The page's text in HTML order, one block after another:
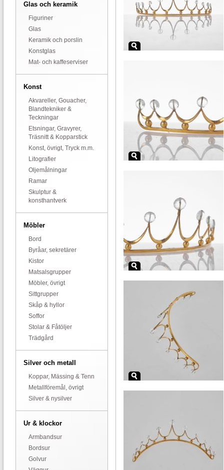
Glas och keramik
Figuriner
Glas
Keramik och porslin
Konstglas
Mat- och kaffeserviser
Konst
Akvareller, Gouacher,
Blandtekniker &
Teckningar
Etsningar, Gravyrer,
Träsnitt & Kopparstick
Konst, övrigt, Tryck m.m.
Litografier
Oljemålningar
Ramar
Skulptur &
konsthantverk
Möbler
Bord
Byråar, sekretärer
Kistor
Matsalsgrupper
Möbler, övrigt
Sittgrupper
Skåp & hyllor
Soffor
Stolar & Fåtöljer
Trädgård
Silver och metall
Koppar, Mässing & Tenn
Metallföremål, övrigt
Silver & nysilver
Ur & klockor
Armbandsur
Bordsur
Golvur